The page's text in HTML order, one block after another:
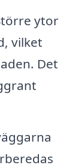
ytor
vilket
Det